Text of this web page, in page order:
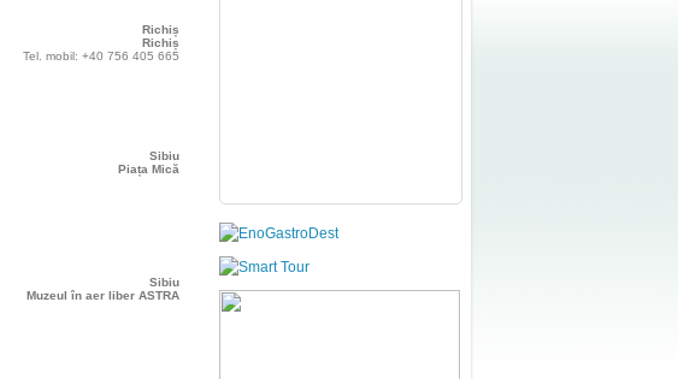
Richiș
Richiș
Tel. mobil: +40 756 405 665
Sibiu
Piața Mică
Sibiu
Muzeul în aer liber ASTRA